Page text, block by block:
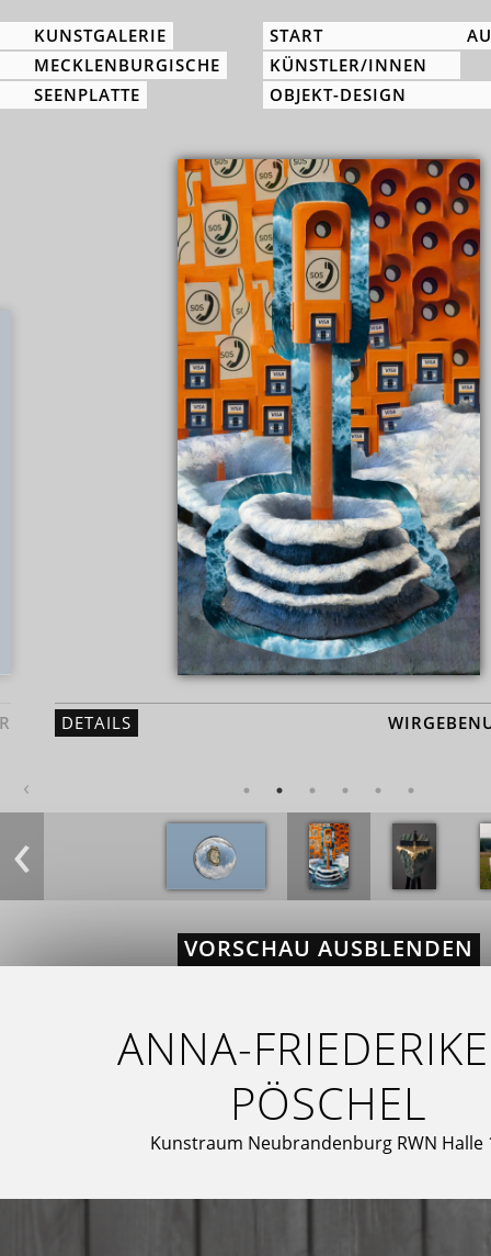
KUNSTGALERIE
MECKLENBURGISCHE
SEENPLATTE
START
KÜNSTLER/INNEN
OBJEKT-DESIGN
‹
DETAILS
‹
VORSCHAU AUSBLENDEN
ANNA-
PÖSCHEL
Kunstraum Neubrandenburg RWN Halle